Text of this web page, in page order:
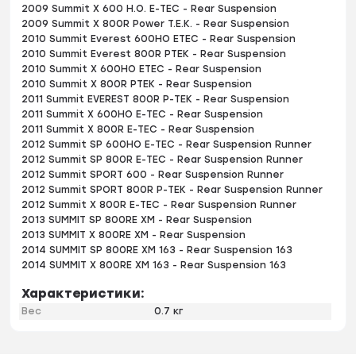
2009 Summit X 600 H.O. E-TEC - Rear Suspension
2009 Summit X 800R Power T.E.K. - Rear Suspension
2010 Summit Everest 600HO ETEC - Rear Suspension
2010 Summit Everest 800R PTEK - Rear Suspension
2010 Summit X 600HO ETEC - Rear Suspension
2010 Summit X 800R PTEK - Rear Suspension
2011 Summit EVEREST 800R P-TEK - Rear Suspension
2011 Summit X 600HO E-TEC - Rear Suspension
2011 Summit X 800R E-TEC - Rear Suspension
2012 Summit SP 600HO E-TEC - Rear Suspension Runner
2012 Summit SP 800R E-TEC - Rear Suspension Runner
2012 Summit SPORT 600 - Rear Suspension Runner
2012 Summit SPORT 800R P-TEK - Rear Suspension Runner
2012 Summit X 800R E-TEC - Rear Suspension Runner
2013 SUMMIT SP 800RE XM - Rear Suspension
2013 SUMMIT X 800RE XM - Rear Suspension
2014 SUMMIT SP 800RE XM 163 - Rear Suspension 163
2014 SUMMIT X 800RE XM 163 - Rear Suspension 163
Характеристики:
Вес 0.7 кг